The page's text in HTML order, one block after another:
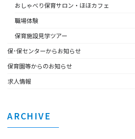
おしゃべり保育サロン・ほほカフェ
職場体験
保育施設見学ツアー
保･保センターからお知らせ
保育園等からのお知らせ
求人情報
ARCHIVE